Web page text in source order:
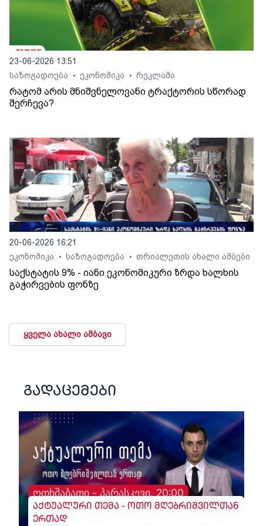
23-06-2026 13:51
საზოგადოება
• ეკონომიკა • რეკლამა
რატომ არის მნიშვნელოვანი ტრაქტორის სწორად
შერჩევა?
20-06-2026 16:21
ეკონომიკა
• საზოგადოება • თრიალეთის ახალი ამბები
საქსტატის 9% - იანი ეკონომიკური ზრდა ხალხის
გაჭირვების ფონზე
ყველა ახალი ამბავი
გადაცემები
ოთხშაბათი - პარასკევი, 20:00
აქტუალური თემა - ოთო მღებრიშვილთან
ერთად